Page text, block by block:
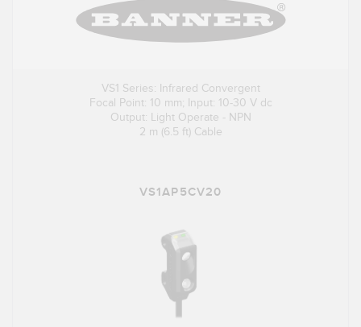
VS1 Series: Infrared Convergent
Focal Point: 10 mm; Input: 10-30 V dc
Output: Light Operate - NPN
2 m (6.5 ft) Cable
VS1AP5CV20